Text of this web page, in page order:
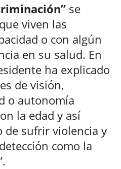
se
viven las
o con algún
en su salud. En
ha explicado
de visión,
o autonomía
la edad y así
de sufrir violencia y
como la